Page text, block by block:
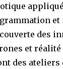
des
et
des ateliers